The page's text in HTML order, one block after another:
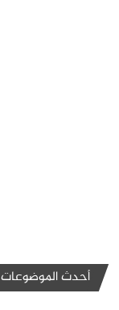
أحدث الموضوعات